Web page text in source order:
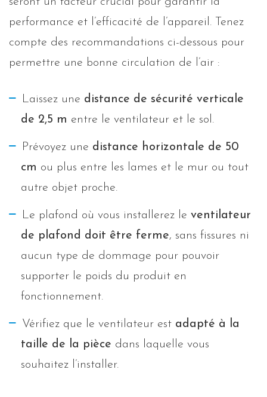
performance et l’efficacité de l’appareil. Tenez
compte des recommandations ci-dessous pour
permettre une bonne circulation de l’air :
Laissez une distance de sécurité verticale
de 2,5 m entre le ventilateur et le sol.
Prévoyez une distance horizontale de 50
cm ou plus entre les lames et le mur ou tout
autre objet proche.
Le plafond où vous installerez le ventilateur
de plafond doit être ferme, sans fissures ni
aucun type de dommage pour pouvoir
supporter le poids du produit en
fonctionnement.
Vérifiez que le ventilateur est adapté à la
taille de la pièce dans laquelle vous
souhaitez l’installer.